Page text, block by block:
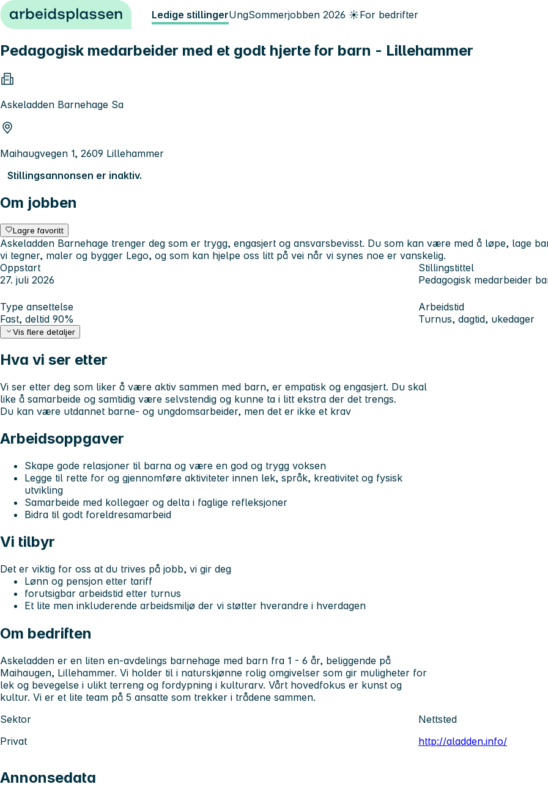
Hopp til innhold Ledige stillingerUngSommerjobben 2026 ☀️For bedrifter
Pedagogisk medarbeider med et godt hjerte for barn - Lillehammer
Askeladden Barnehage Sa
Maihaugvegen 1, 2609 Lillehammer
Stillingsannonsen er inaktiv.
Om jobben
Lagre favoritt
Askeladden Barnehage trenger deg som er trygg, engasjert og ansvarsbevisst. Du som kan være med å løpe,
vi tegner, maler og bygger Lego, og som kan hjelpe oss litt på vei når vi synes noe er vanskelig.
Oppstart
27. juli 2026
Stillingstittel
Pedagogisk medarbeider
Type ansettelse
Fast, deltid 90%
Arbeidstid
Turnus, dagtid, ukedager
Vis flere detaljer
Hva vi ser etter
Vi ser etter deg som liker å være aktiv sammen med barn, er empatisk og engasjert. Du skal
like å samarbeide og samtidig være selvstendig og kunne ta i litt ekstra der det trengs.
Du kan være utdannet barne- og ungdomsarbeider, men det er ikke et krav
Arbeidsoppgaver
Skape gode relasjoner til barna og være en god og trygg voksen
Legge til rette for og gjennomføre aktiviteter innen lek, språk, kreativitet og fysisk
utvikling
Samarbeide med kollegaer og delta i faglige refleksjoner
Bidra til godt foreldresamarbeid
Vi tilbyr
Det er viktig for oss at du trives på jobb, vi gir deg
Lønn og pensjon etter tariff
forutsigbar arbeidstid etter turnus
Et lite men inkluderende arbeidsmiljø der vi støtter hverandre i hverdagen
Om bedriften
Askeladden er en liten en-avdelings barnehage med barn fra 1 - 6 år, beliggende på
Maihaugen, Lillehammer. Vi holder til i naturskjønne rolig omgivelser som gir muligheter for
lek og bevegelse i ulikt terreng og fordypning i kulturarv. Vårt hovedfokus er kunst og
kultur. Vi er et lite team på 5 ansatte som trekker i trådene sammen.
Sektor
Privat
Nettsted
http://aladden.info/
Annonsedata